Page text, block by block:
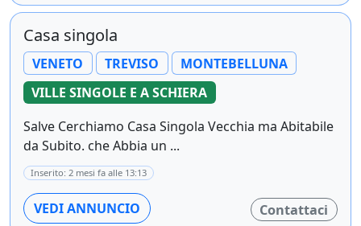
Casa singola
VENETO TREVISO
MONTEBELLUNA
VILLE SINGOLE E A SCHIERA
Salve Cerchiamo Casa Singola Vecchia ma Abitabile
da Subito. che Abbia un ...
Inserito: 2 mesi fa alle 13:13
VEDI ANNUNCIO Contattaci